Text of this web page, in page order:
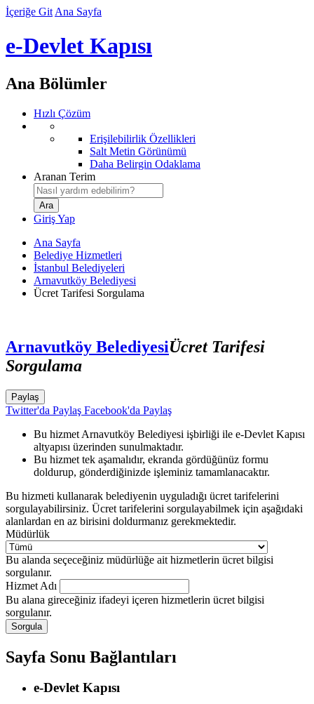
İçeriğe Git Ana Sayfa
e-Devlet Kapısı
Ana Bölümler
Hızlı Çözüm
Erişilebilirlik Özellikleri
Salt Metin Görünümü
Daha Belirgin Odaklama
Aranan Terim
Giriş Yap
Ana Sayfa
Belediye Hizmetleri
İstanbul Belediyeleri
Arnavutköy Belediyesi
Ücret Tarifesi Sorgulama
Arnavutköy BelediyesiÜcret Tarifesi
Sorgulama
Paylaş
Twitter'da Paylaş Facebook'da Paylaş
Bu hizmet Arnavutköy Belediyesi işbirliği ile e-Devlet Kapısı
altyapısı üzerinden sunulmaktadır.
Bu hizmet tek aşamalıdır, ekranda gördüğünüz formu
doldurup, gönderdiğinizde işleminiz tamamlanacaktır.
Bu hizmeti kullanarak belediyenin uyguladığı ücret tarifelerini
sorgulayabilirsiniz. Ücret tarifelerini sorgulayabilmek için aşağıdaki
alanlardan en az birisini doldurmanız gerekmektedir.
Müdürlük
Bu alanda seçeceğiniz müdürlüğe ait hizmetlerin ücret bilgisi
sorgulanır.
Hizmet Adı
Bu alana gireceğiniz ifadeyi içeren hizmetlerin ücret bilgisi
sorgulanır.
Sayfa Sonu Bağlantıları
e-Devlet Kapısı